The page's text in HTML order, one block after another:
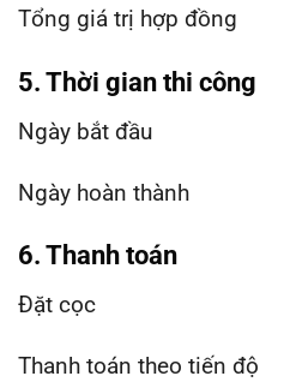
Tổng giá trị hợp đồng
5. Thời gian thi công
Ngày bắt đầu
Ngày hoàn thành
6. Thanh toán
Đặt cọc
Thanh toán theo tiến độ